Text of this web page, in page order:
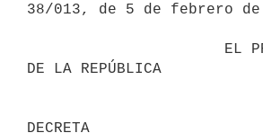
38/013, de 5 de febrero de
DE LA REPÚBLICA